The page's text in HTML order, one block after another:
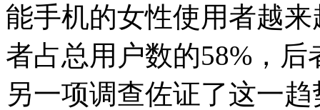
能手机的女性使用者越
者占总用户数的58%，后
另一项调查佐证了这一